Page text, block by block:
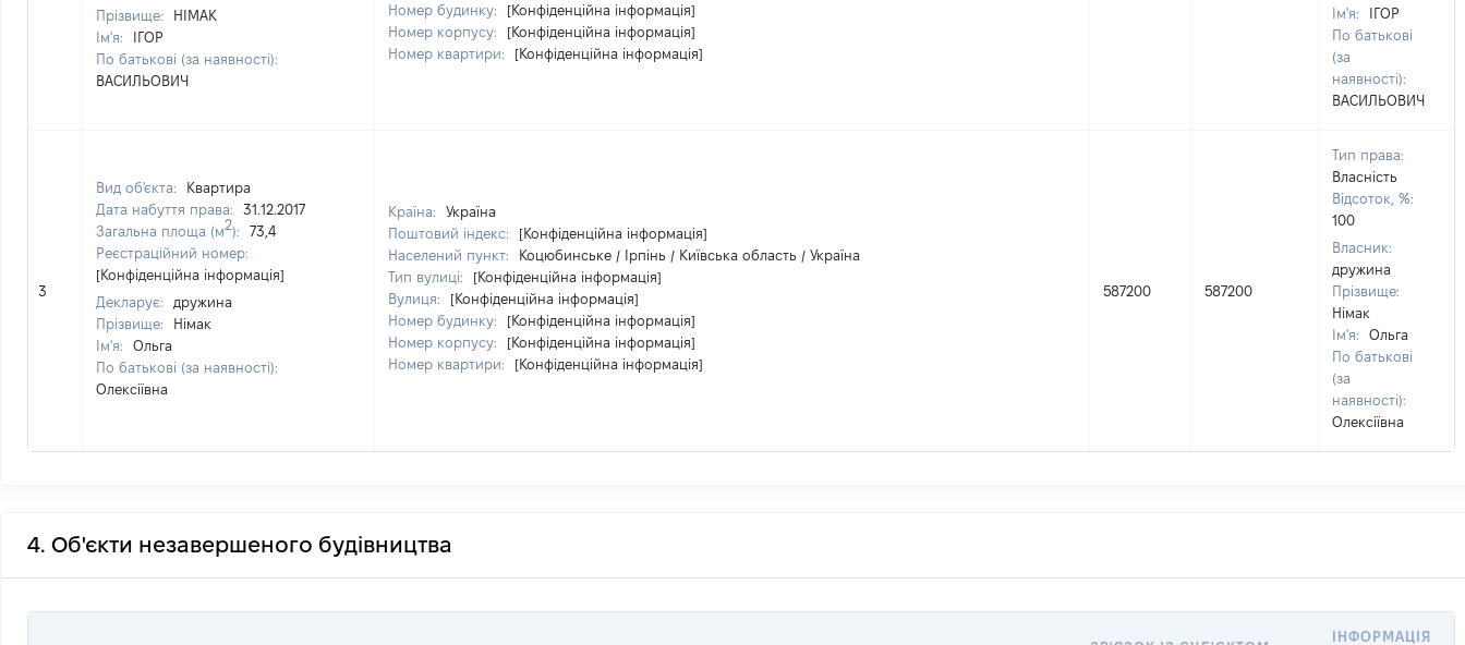
Прізвище:
НІМАК
Ім'я:
ІГОР
По батькові (за наявності):
ВАСИЛЬОВИЧ
Номер будинку:
[Конфіденційна інформація]
Номер корпусу:
[Конфіденційна інформація]
Номер квартири:
[Конфіденційна інформація]
Ім'я:
ІГОР
По батькові
(за
наявності):
ВАСИЛЬОВИЧ
3
Вид об'єкта:
Квартира
Дата набуття права:
31.12.2017
Загальна площа (м2):
73,4
Реєстраційний номер:
[Конфіденційна інформація]
Декларує:
дружина
Прізвище:
Німак
Ім'я:
Ольга
По батькові (за наявності):
Олексіївна
Країна:
Україна
Поштовий індекс:
[Конфіденційна інформація]
Населений пункт:
Коцюбинське / Ірпінь / Київська область / Україна
Тип вулиці:
[Конфіденційна інформація]
Вулиця:
[Конфіденційна інформація]
Номер будинку:
[Конфіденційна інформація]
Номер корпусу:
[Конфіденційна інформація]
Номер квартири:
[Конфіденційна інформація]
587200 587200
Тип права:
Власність
Відсоток, %:
100
Власник:
дружина
Прізвище:
Німак
Ім'я:
Ольга
По батькові
(за
наявності):
Олексіївна
4. Об'єкти незавершеного будівництва
ІНФОРМАЦІЯ